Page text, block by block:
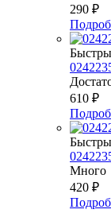
290 ₽
610 ₽
Много
420 ₽